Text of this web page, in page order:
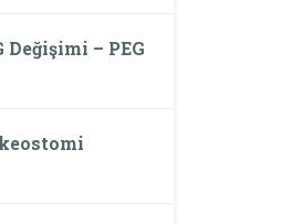
Değişimi – PEG